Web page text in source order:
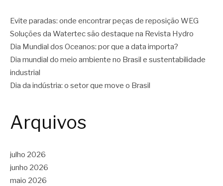
Evite paradas: onde encontrar peças de reposição WEG
Soluções da Watertec são destaque na Revista Hydro
Dia Mundial dos Oceanos: por que a data importa?
Dia mundial do meio ambiente no Brasil e sustentabilidade
industrial
Dia da indústria: o setor que move o Brasil
Arquivos
julho 2026
junho 2026
maio 2026